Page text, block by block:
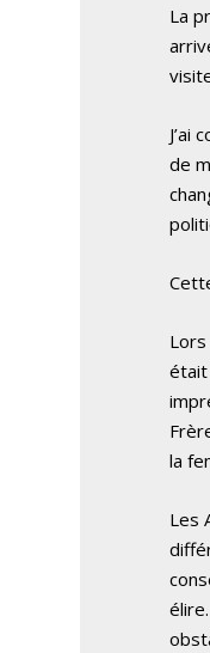
La
J’ai
de
la
Les